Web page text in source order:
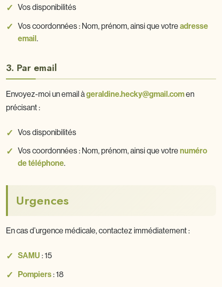
Vos disponibilités
Vos coordonnées : Nom, prénom, ainsi que votre adresse
email.
3. Par email
Envoyez-moi un email àgeraldine.hecky@gmail.comen
précisant :
Vos disponibilités
Vos coordonnées : Nom, prénom, ainsi que votre numéro
de téléphone.
Urgences
En cas d’urgence médicale, contactez immédiatement :
SAMU : 15
Pompiers: 18